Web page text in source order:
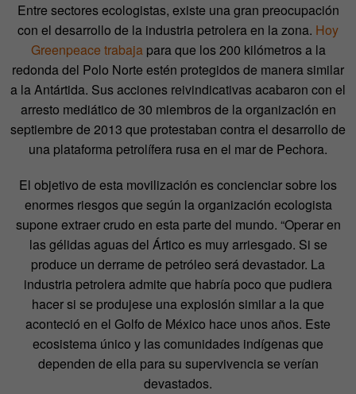
Entre sectores ecologistas, existe una gran preocupación
con el desarrollo de la industria petrolera en la zona. Hoy
Greenpeace trabajapara que los 200 kilómetros a la
redonda del Polo Norte estén protegidos de manera similar
a la Antártida. Sus acciones reivindicativas acabaron con el
arresto mediático de 30 miembros de la organización en
septiembre de 2013 que protestaban contra el desarrollo de
una plataforma petrolífera rusa en el mar de Pechora.
El objetivo de esta movilización es concienciar sobre los
enormes riesgos que según la organización ecologista
supone extraer crudo en esta parte del mundo. “Operar en
las gélidas aguas del Ártico es muy arriesgado. Si se
produce un derrame de petróleo será devastador. La
industria petrolera admite que habría poco que pudiera
hacer si se produjese una explosión similar a la que
aconteció en el Golfo de México hace unos años. Este
ecosistema único y las comunidades indígenas que
dependen de ella para su supervivencia se verían
devastados.